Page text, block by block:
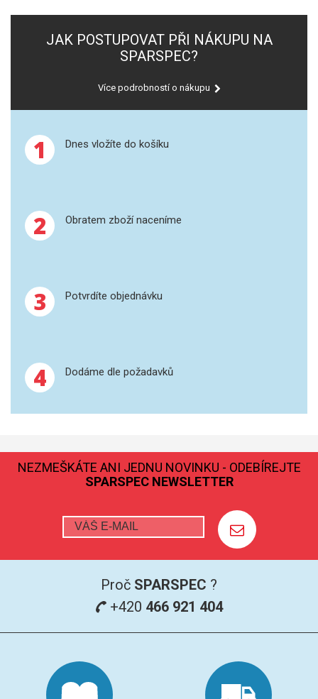
KYVETY
OTEVŘENÝ ROZKLAD
MIKROVLNNÝ ROZKLAD
REAKČNÍ AUTOKLÁVY
SPEX MLETÍ
MS/SPM
PŘÍSLUŠENSTVÍ PRO MS
SUBSTRÁTY
SNOM
JAK POSTUPOVAT PŘI NÁKUPU NA
SPARSPEC?
Více podrobností o nákupu
1 Dnes vložíte do košíku
2 Obratem zboží naceníme
3 Potvrdíte objednávku
4 Dodáme dle požadavků
NEZMEŠKÁTE ANI JEDNU NOVINKU - ODEBÍREJTE
SPARSPEC NEWSLETTER
Proč SPARSPEC ?
+420 466 921 404